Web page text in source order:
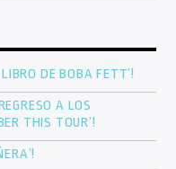
DE BOBA FETT’!
A LOS
THIS TOUR’!